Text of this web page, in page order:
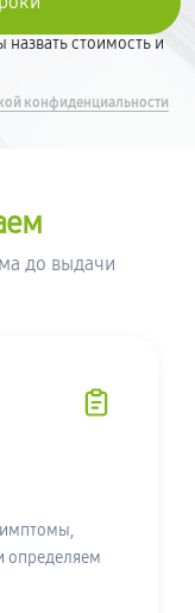
назвать стоимость и
конфиденциальности
до выдачи
определяем